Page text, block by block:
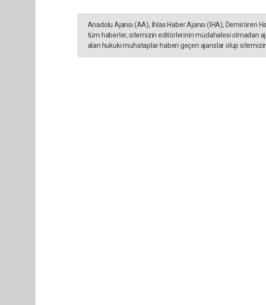
Anadolu Ajansı (AA), İhlas Haber Ajansı (İHA), Demirören
tüm haberler, sitemizin editörlerinin müdahalesi olmadan
alan hukuki muhataplar haberi geçen ajanslar olup